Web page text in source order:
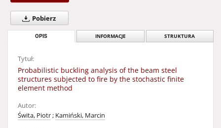
Pobierz
OPIS INFORMACJE STRUKTURA
Tytuł:
Probabilistic buckling analysis of the beam steel
structures subjected to fire by the stochastic finite
element method
Autor:
Świta, Piotr; Kamiński, Marcin